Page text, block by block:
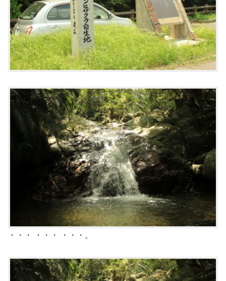
・・・ ・・・ ・・・。